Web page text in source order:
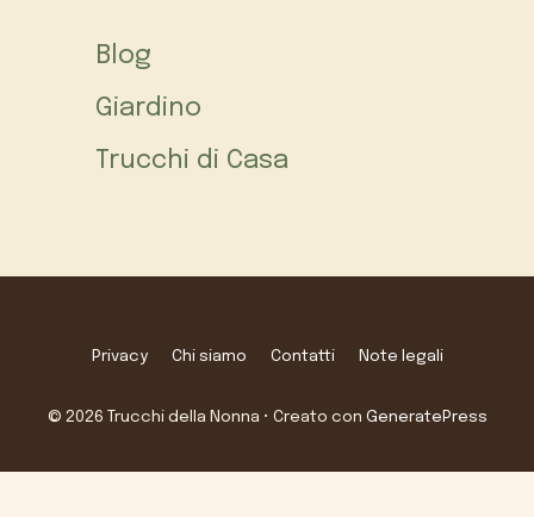
Blog
Giardino
Trucchi di Casa
Privacy Chi siamo Contatti Note legali
© 2026 Trucchi della Nonna • Creato con GeneratePress